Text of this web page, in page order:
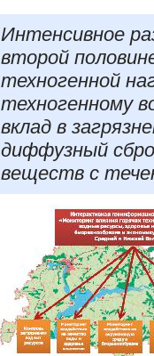
Интенсивное
второй
техногенной
техногенному
вклад в
диффузный
веществ с